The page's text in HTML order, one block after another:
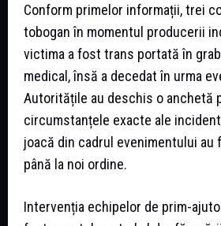
Conform primelor informații, trei
tobogan în momentul producerii
victima a fost trans portată în
medical, însă a decedat în urma
Autoritățile au deschis o anchetă
circumstanțele exacte ale
joacă din cadrul evenimentului
până la noi ordine.
Intervenția echipelor de prim-